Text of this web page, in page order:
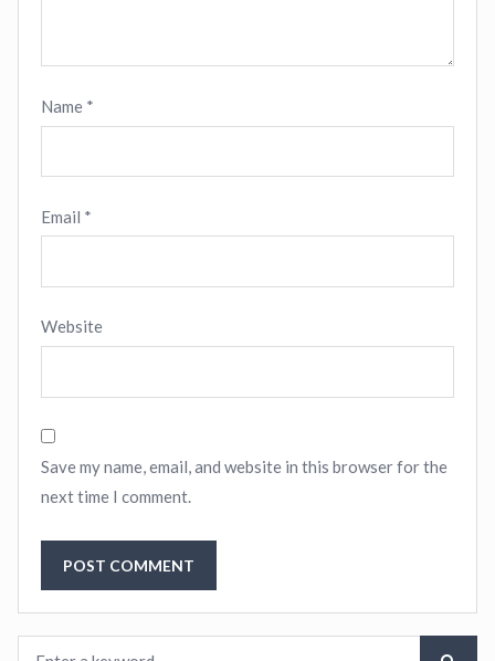
Name *
Email *
Website
Save my name, email, and website in this browser for the
next time I comment.